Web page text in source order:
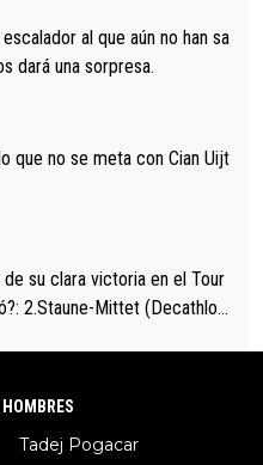
más allá de los típicos toqu
a Vingegard. Ahí hubo una in
Toro con calzador en posi
complicar el tour.
al que aún no han sa
, que nos dará una sorpresa.
no se meta con Cian Uijt
su clara victoria en el Tour
2.Staune-Mittet (Decathlon,
HOMBRES
Tadej Pogacar